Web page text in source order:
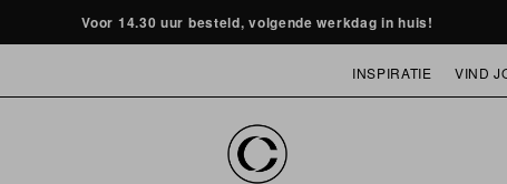
Voor 14.30 uur besteld, volgende werkdag in huis!
INSPIRATIE VIND